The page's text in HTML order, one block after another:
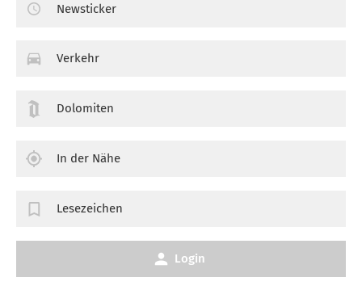
Newsticker
Verkehr
Dolomiten
In der Nähe
Lesezeichen
Login